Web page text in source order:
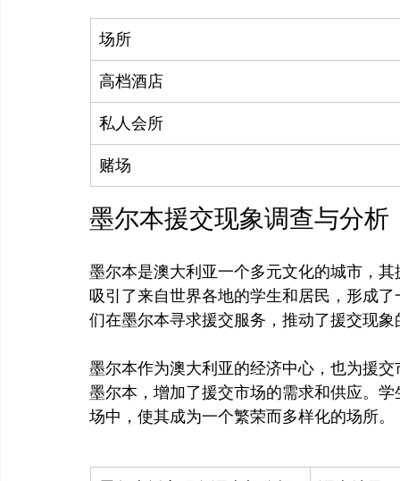
场所
高档酒店
私人会所
赌场
墨尔本援交现象调查与分析
墨尔本是澳大利亚一个多元文化的城市，
吸引了来自世界各地的学生和居民，形成
们在墨尔本寻求援交服务，推动了援交现
墨尔本作为澳大利亚的经济中心，也为援
墨尔本，增加了援交市场的需求和供应。